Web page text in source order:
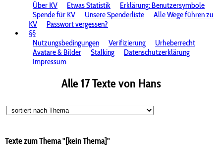
Über KV
Etwas Statistik
Erklärung: Benutzersymbole
Spende für KV
Unsere Spenderliste
Alle Wege führen zu
KV
Passwort vergessen?
§§
Nutzungsbedingungen
Verifizierung
Urheberrecht
Avatare & Bilder
Stalking
Datenschutzerklärung
Impressum
Alle 17 Texte von Hans
Texte zum Thema "[kein Thema]"